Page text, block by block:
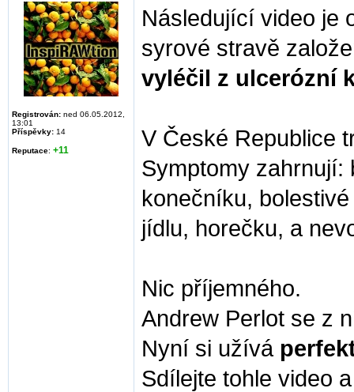
Registrován: ned 06.05.2012,
13:01
Příspěvky: 14
Reputace: +11
Následující video je
syrové stravě
vyléčil z ulcerózní
V České Republice
Symptomy zahrnují:
konečníku,
jídlu, horečku, a
Nic příjemného.
Andrew Perlot se z
Nyní si užívá
Sdílejte tohle video